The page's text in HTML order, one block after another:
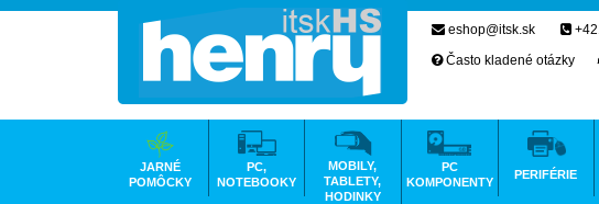
eshop@itsk.sk
Často kladené otázky
JARNÉ
POMÔCKY
PC,
NOTEBOOKY
MOBILY,
TABLETY,
HODINKY
PC
KOMPONENTY
PERIFÉRIE